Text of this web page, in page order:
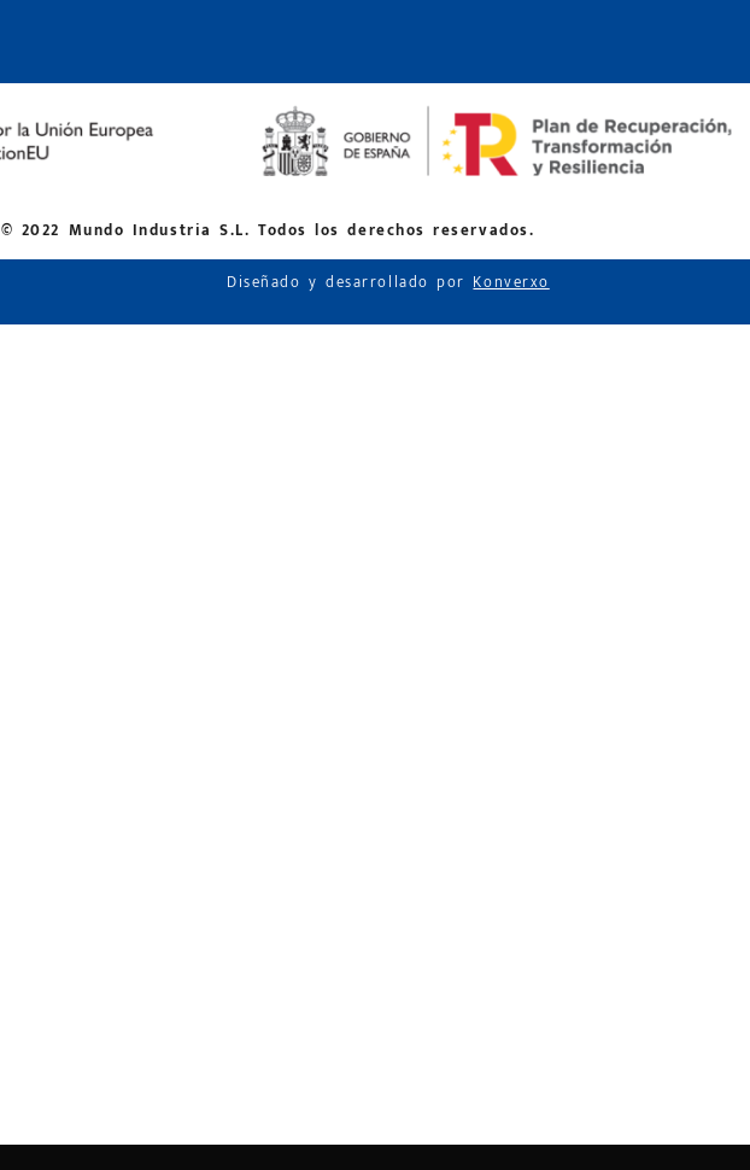
© 2022 Mundo Industria S.L. Todos los derechos reservados.
Diseñado y desarrollado porKonverxo